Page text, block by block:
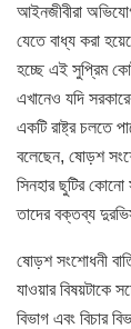
আইনজীবীরা
যেতে বাধ্য করা
হচ্ছে এই সুপ্রিম
এখানেও যদি
একটি রাষ্ট্র চলতে
বলেছেন, ষোড়শ
সিনহার ছুটির কোনো
তাদের বক্তব্য
ষোড়শ সংশোধনী
যাওয়ার বিষয়টাকে
বিভাগ এবং বিচার